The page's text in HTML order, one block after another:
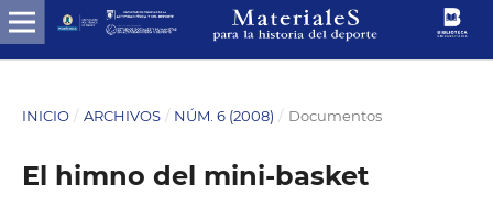
INICIO / ARCHIVOS / NÚM. 6 (2008) / Documentos
El himno del mini-basket